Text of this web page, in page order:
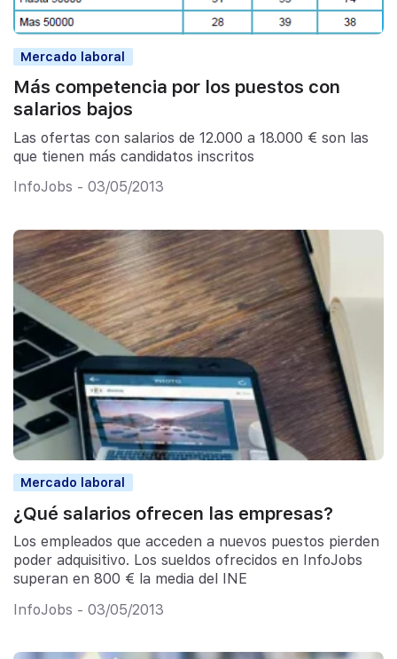
Mercado laboral
Más competencia por los puestos con
salarios bajos
Las ofertas con salarios de 12.000 a 18.000 € son las
que tienen más candidatos inscritos
InfoJobs - 03/05/2013
Mercado laboral
¿Qué salarios ofrecen las empresas?
Los empleados que acceden a nuevos puestos pierden
poder adquisitivo. Los sueldos ofrecidos en InfoJobs
superan en 800 € la media del INE
InfoJobs - 03/05/2013